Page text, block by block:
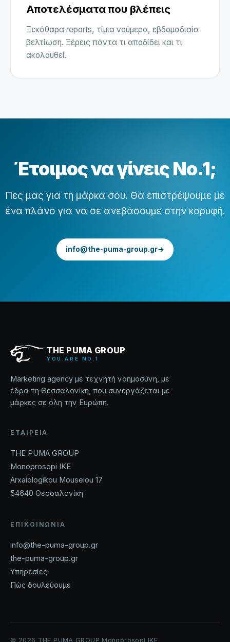
Αποτελέσματα που βλέπεις
Ξεκάθαρα reports, τίμια νούμερα, εβδομαδιαία
βελτίωση. Ξέρεις πάντα τι αποδίδει και τι
ακολουθεί.
Έτοιμος να γίνεις No.1;
Πες μας για τη μάρκα σου. Θα επιστρέψουμε με
ένα πλάνο για να σε ανεβάσουμε στην κορυφή.
info@the-puma-group.gr→
THE PUMA GROUP
YOU ARE NO.1
Marketing agency με τεχνητή νοημοσύνη, με
έδρα τη Θεσσαλονίκη, που συνεργάζεται με
μάρκες σε όλη την Ευρώπη.
ΕΤΑΙΡΕΊΑ
THE PUMA GROUP
Monoprosopi IKE
Arxaiologikou Mouseiou 17
54640 Θεσσαλονίκη
ΕΠΙΚΟΙΝΩΝΊΑ
info@the-puma-group.gr
the-puma-group.gr
Υπηρεσίες
Πώς δουλεύουμε
© 2026 THE PUMA GROUP Monoprosopi IKE